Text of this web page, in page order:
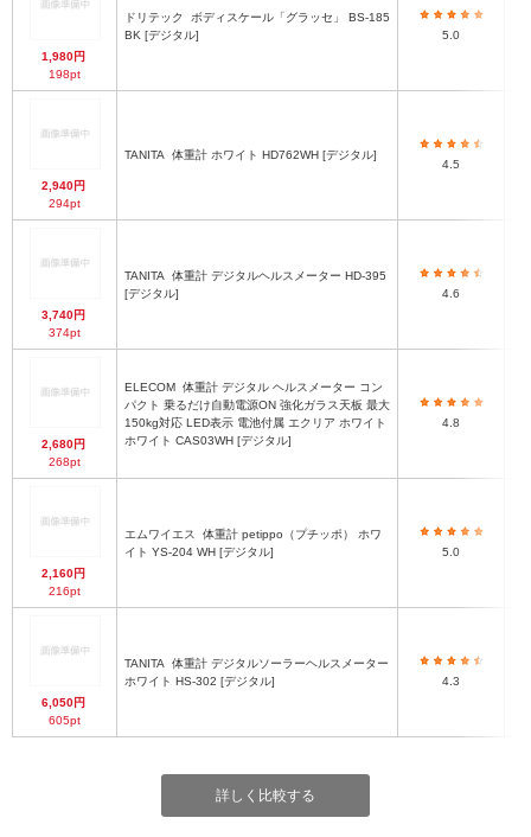
1,980円
198pt
ドリテック
BK [デジタル]
5.0
2,940円
294pt
TANITA 体重計 ホワイト HD762WH [デジタル]
4.5
3,740円
374pt
TANITA
[デジタル]
4.6
2,680円
268pt
ELECOM
パクト 乗るだけ自動電源ON 強化ガラス天板 最大
150kg対応 LED表示 電池付属 エクリア ホワイト
ホワイト CAS03WH [デジタル]
4.8
2,160円
216pt
エムワイエス
イト YS-204 WH [デジタル]
5.0
6,050円
605pt
TANITA
ホワイト HS-302 [デジタル]
4.3
詳しく比較する